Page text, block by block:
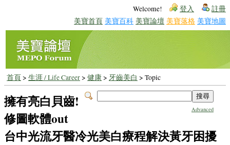
Welcome! 登入 註冊
美寶首頁 美寶百科 美寶論壇 美寶落格 美寶地圖
首頁> 生涯 / Life Career> 健康> 牙齒美白 > Topic
Advanced
擁有亮白貝齒!
修圖軟體out
台中光流牙醫冷光美白療程解決黃牙困擾